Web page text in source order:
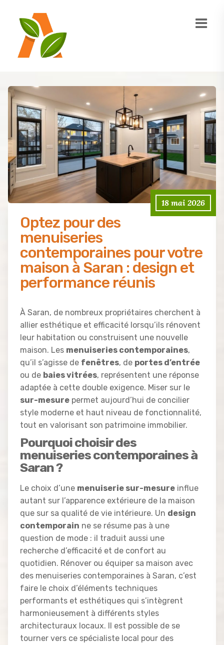
18 mai 2026
Optez pour des
menuiseries
contemporaines pour votre
maison à Saran : design et
performance réunis
À Saran, de nombreux propriétaires cherchent à
allier esthétique et efficacité lorsqu’ils rénovent
leur habitation ou construisent une nouvelle
maison. Les menuiseries contemporaines,
qu’il s’agisse de fenêtres, de portes d’entrée
ou de baies vitrées, représentent une réponse
adaptée à cette double exigence. Miser sur le
sur-mesure permet aujourd’hui de concilier
style moderne et haut niveau de fonctionnalité,
tout en valorisant son patrimoine immobilier.
Pourquoi choisir des
menuiseries contemporaines à
Saran ?
Le choix d’une menuiserie sur-mesure influe
autant sur l’apparence extérieure de la maison
que sur sa qualité de vie intérieure. Un design
contemporain ne se résume pas à une
question de mode : il traduit aussi une
recherche d’efficacité et de confort au
quotidien. Rénover ou équiper sa maison avec
des menuiseries contemporaines à Saran, c’est
faire le choix d’éléments techniques
performants et esthétiques qui s’intègrent
harmonieusement à différents styles
architecturaux locaux. Il est possible de se
tourner vers ce spécialiste local pour des